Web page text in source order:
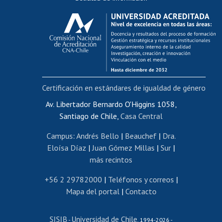
Calificación académica
Postulación al AUCAI
Funcionarias/os
Cursos internos de capacitación
Bienestar del personal
Portal de movilidad interna
Certificado de renta
Certificado de renta honorarios
Editar páginas blancas
Extranjeras/os
Revalidación y reconocimiento de títulos
Postulación al Programa de Movilidad Estudiantil
Cursos de español
Av. Libertador Bernardo O'Higgins 1058,
Santiago de Chile, Casa Central
Campus: Andrés Bello | Beauchef| Dra.
Eloísa Díaz |Juan Gómez Millas | Sur |
más recintos
+56 2 29782000 | Teléfonos y correos |
Mapa del portal| Contacto
SISIB - Universidad de Chile, 1994-2026 -
Certificación en estándares de igualdad de género